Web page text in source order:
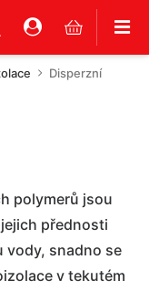
Disperzní
polymerů jsou
přednosti
snadno se
v tekutém